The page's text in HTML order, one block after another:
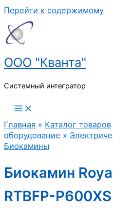
Перейти к содержимому
ООО "Кванта"
Системный интегратор
Главная » Каталог товаров
оборудование »
Биокамины
Биокамин
RTBFP-